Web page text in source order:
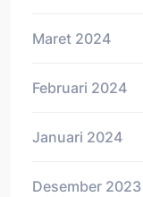
Maret 2024
Februari 2024
Januari 2024
Desember 2023